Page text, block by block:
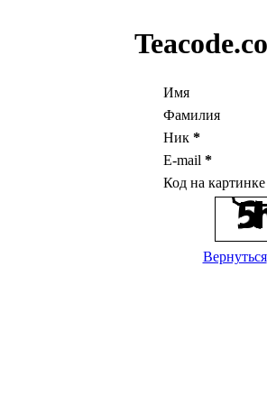
Имя
Фамилия
Ник *
E-mail *
Код на
Вернуться